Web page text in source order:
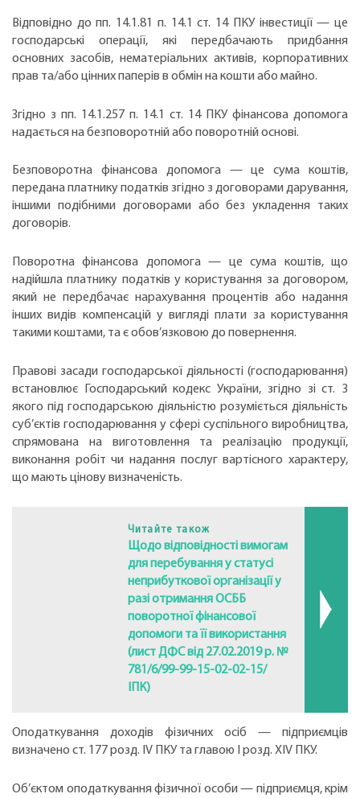
Відповідно до пп. 14.1.81 п. 14.1 ст. 14 ПКУ інвестиції — це
господарські операції, які передбачають придбання
основних засобів, нематеріальних активів, корпоративних
прав та/або цінних паперів в обмін на кошти або майно.
Згідно з пп. 14.1.257 п. 14.1 ст. 14 ПКУ фінансова допомога
надається на безповоротній або поворотній основі.
Безповоротна фінансова допомога — це сума коштів,
передана платнику податків згідно з договорами дарування,
іншими подібними договорами або без укладення таких
договорів.
Поворотна фінансова допомога — це сума коштів, що
надійшла платнику податків у користування за договором,
який не передбачає нарахування процентів або надання
інших видів компенсацій у вигляді плати за користування
такими коштами, та є обов’язковою до повернення.
Правові засади господарської діяльності (господарювання)
встановлює Господарський кодекс України, згідно зі ст. 3
якого під господарською діяльністю розуміється діяльність
суб’єктів господарювання у сфері суспільного виробництва,
спрямована на виготовлення та реалізацію продукції,
виконання робіт чи надання послуг вартісного характеру,
що мають цінову визначеність.
Читайте також
Щодо відповідності вимогам
для перебування у статусі
неприбуткової організації у
разі отримання ОСББ
поворотної фінансової
допомоги та її використання
(лист ДФС від 27.02.2019 р. №
781/6/99-99-15-02-02-15/
ІПК)
Оподаткування доходів фізичних осіб — підприємців
визначено ст. 177 розд. IV ПКУ та главою I розд. XIV ПКУ.
Об’єктом оподаткування фізичної особи — підприємця, крім